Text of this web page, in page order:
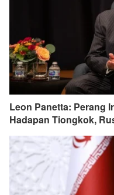
Leon Panetta: Perang
Hadapan Tiongkok,